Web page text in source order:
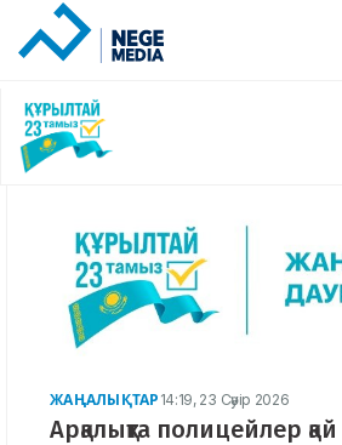
ЖАҢАЛЫҚТАР 14:19, 23 Сәуір 2026
Арқалықта полицейлер қай